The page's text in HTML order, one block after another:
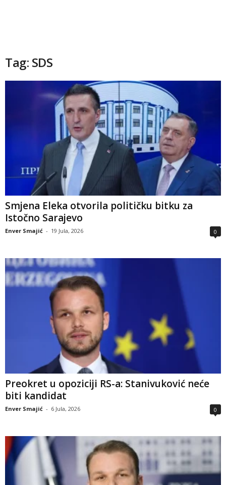
Tag: SDS
Smjena Eleka otvorila političku bitku za
Istočno Sarajevo
Enver Smajić - 19 Jula, 2026 0
Preokret u opoziciji RS-a: Stanivuković neće
biti kandidat
Enver Smajić - 6 Jula, 2026 0